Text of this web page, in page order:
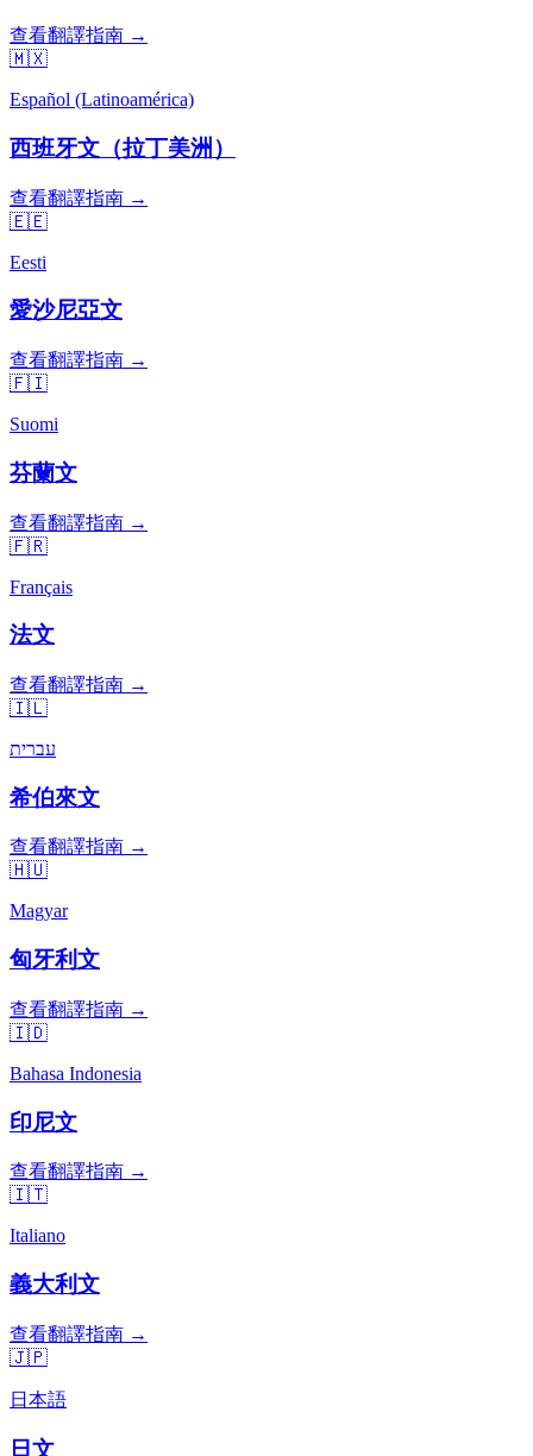
查看翻譯指南 →
🇲🇽
Español (Latinoamérica)
西班牙文（拉丁美洲）
查看翻譯指南 →
🇪🇪
Eesti
愛沙尼亞文
查看翻譯指南 →
🇫🇮
Suomi
芬蘭文
查看翻譯指南 →
🇫🇷
Français
法文
查看翻譯指南 →
🇮🇱
עברית
希伯來文
查看翻譯指南 →
🇭🇺
Magyar
匈牙利文
查看翻譯指南 →
🇮🇩
Bahasa Indonesia
印尼文
查看翻譯指南 →
🇮🇹
Italiano
義大利文
查看翻譯指南 →
🇯🇵
日本語
日文